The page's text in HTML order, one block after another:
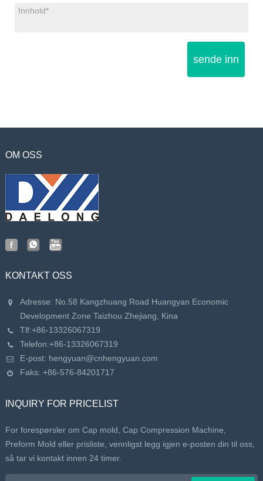
sende inn
OM OSS
KONTAKT OSS
Adresse: No.58 Kangzhuang Road Huangyan Economic
Development Zone Taizhou Zhejiang, Kina
Tlf:+86-13326067319
Telefon:+86-13326067319
E-post: hengyuan@cnhengyuan.com
Faks: +86-576-84201717
INQUIRY FOR PRICELIST
For forespørsler om Cap mold, Cap Compression Machine,
Preform Mold eller prisliste, vennligst legg igjen e-posten din til oss,
så tar vi kontakt innen 24 timer.